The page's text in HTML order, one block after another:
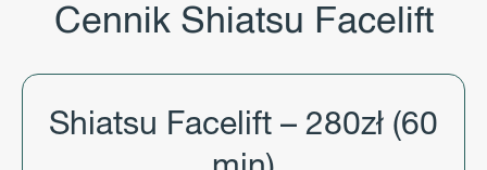
Cennik Shiatsu Facelift
Shiatsu Facelift – 280zł (60